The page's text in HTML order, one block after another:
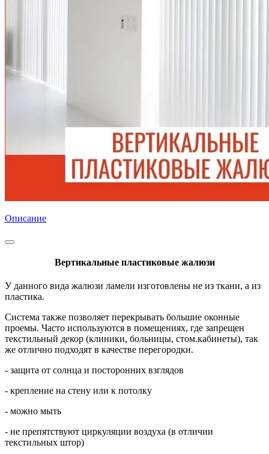
Описание
Вертикальные пластиковые жалюзи
У данного вида жалюзи ламели изготовлены не из ткани, а из
пластика.
Система также позволяет перекрывать большие оконные
проемы. Часто используются в помещениях, где запрещен
текстильный декор (клиники, больницы, стом.кабинеты), так
же отлично подходят в качестве перегородки.
- защита от солнца и посторонних взглядов
- крепление на стену или к потолку
- можно мыть
- не препятствуют циркуляции воздуха (в отличии
текстильных штор)